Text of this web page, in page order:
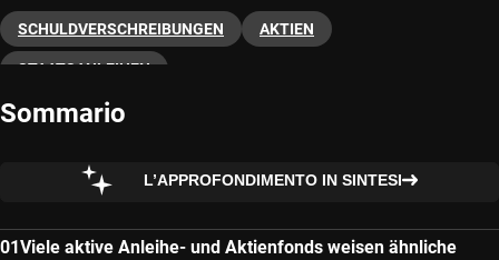
SCHULDVERSCHREIBUNGEN AKTIEN
STAATSANLEIHEN
Sommario
L’APPROFONDIMENTO IN SINTESI
Viele aktive Anleihe- und Aktienfonds weisen ähnliche